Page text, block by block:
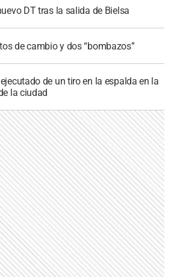
DT tras la salida de Bielsa
de cambio y dos “bombazos”
de un tiro en la espalda en la
la ciudad